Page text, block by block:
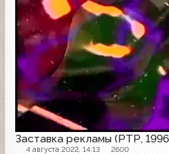
Заставка рекламы (РТР,
4 августа 2022, 14:13 2600